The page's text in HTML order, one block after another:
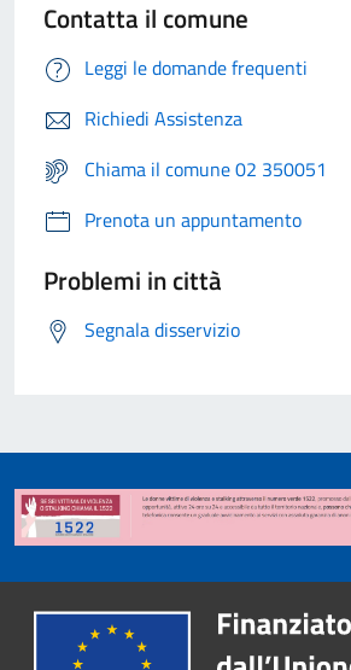
Contatta il comune
Leggi le domande frequenti
Richiedi Assistenza
Chiama il comune 02 350051
Prenota un appuntamento
Problemi in città
Segnala disservizio